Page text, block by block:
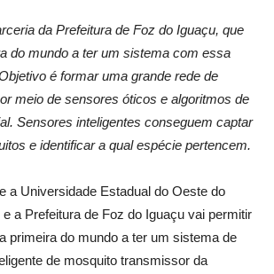
da Prefeitura de Foz do Iguaçu, que
do mundo a ter um sistema com essa
é formar uma grande rede de
meio de sensores óticos e algoritmos de
Sensores inteligentes conseguem captar
e identificar a qual espécie pertencem.
a Universidade Estadual do Oeste do
a Prefeitura de Foz do Iguaçu vai permitir
primeira do mundo a ter um sistema de
de mosquito transmissor da